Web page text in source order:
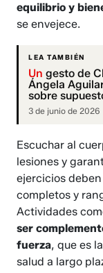
equilibrio y
se envejece.
LEA TAMBIÉN
Un gesto de
Ángela
sobre
3 de junio de 2026
Escuchar al
lesiones y
ejercicios
completos y
Actividades
ser
fuerza, que es
salud a largo